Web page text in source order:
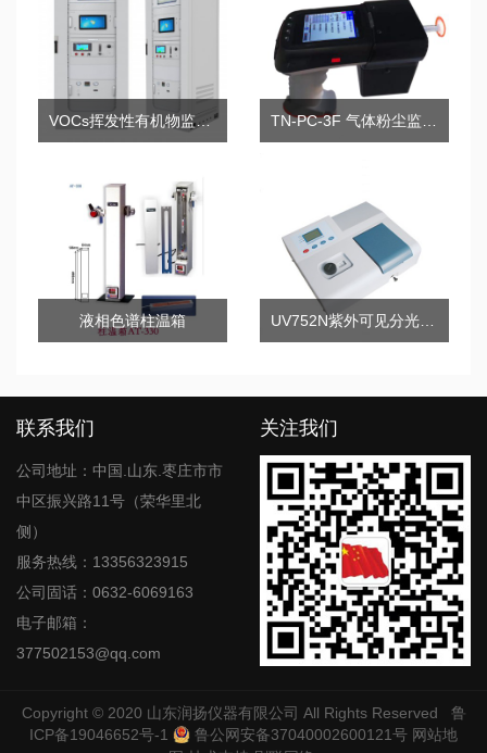
VOCs挥发性有机物监测系统
液相色谱柱温箱
联系我们
公司地址：中国.山东.枣庄市市
中区振兴路11号（荣华里北
侧）
服务热线：13356323915
公司固话：0632-6069163
电子邮箱：
377502153@qq.com
关注我们
Copyright © 2020 山东润扬仪器有限公司 All Rights Reserved 鲁
ICP备19046652号-1
鲁公网安备37040002600121号 网站地